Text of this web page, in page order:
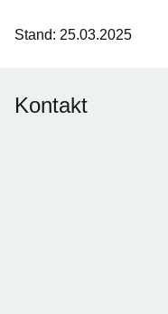
Stand: 25.03.2025
Kontakt